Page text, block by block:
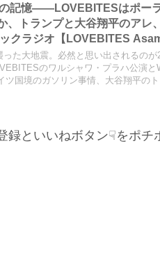
記憶――LOVEBITESはポー
、トランプと大谷翔平のアレ
クラジオ【LOVEBITES
Castaway】【LOVEBITES
Nameless Warrior
った大地震。必然と思い出されるの
のワルシャワ・プラハ公演
ツ国境のガソリン事情、大谷翔平の
といいねボタン☟をポチ